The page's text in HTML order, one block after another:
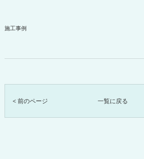
施工事例
< 前のページ 一覧に戻る